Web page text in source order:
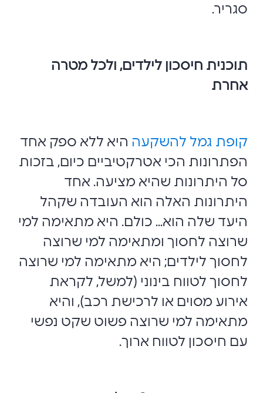
סגריר.
תוכנית חיסכון לילדים, ולכל מטרה
אחרת
קופת גמל להשקעה היא ללא ספק אחד
הפתרונות הכי אטרקטיביים כיום, בזכות
סל היתרונות שהיא מציעה. אחד
היתרונות האלה הוא העובדה שקהל
היעד שלה הוא... כולם. היא מתאימה למי
שרוצה לחסוך ומתאימה למי שרוצה
לחסוך לילדים; היא מתאימה למי שרוצה
לחסוך לטווח בינוני (למשל, לקראת
אירוע מסוים או לרכישת רכב), והיא
מתאימה למי שרוצה פשוט שקט נפשי
עם חיסכון לטווח ארוך.